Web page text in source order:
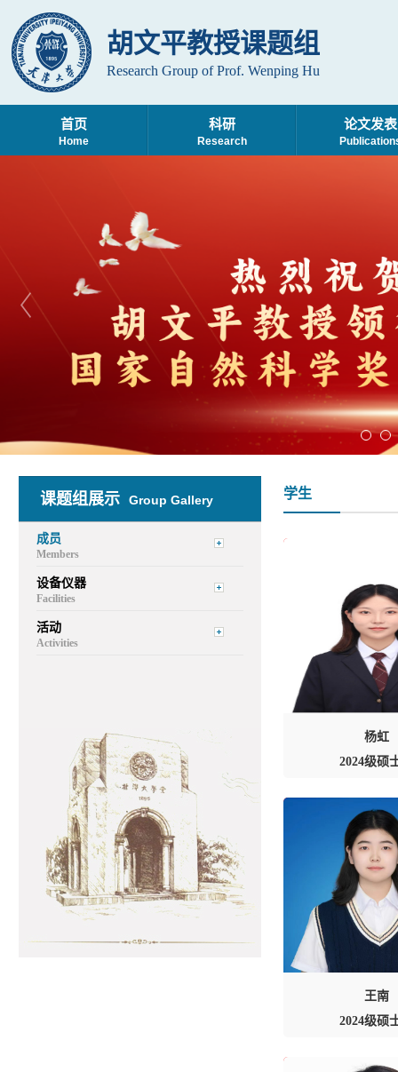
胡文平教授课题组
Research Group of Prof. Wenping Hu
首页
Home
科研
Research
论文发表
课题组展示 Group Gallery
成员
Members
设备仪器
Facilities
活动
Activities
学生
杨虹
2024级硕
王南
2024级硕